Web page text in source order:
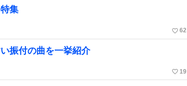
集
favorite_border 62
振付の曲を一挙紹介
favorite_border 19